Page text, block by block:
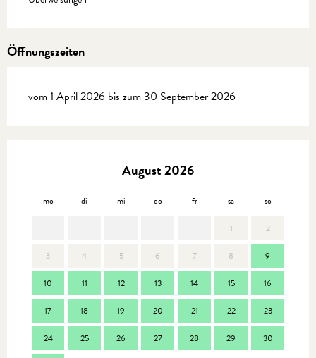
Öffnungszeiten
vom 1 April 2026 bis zum 30 September 2026
August 2026
mo di mi do fr sa so
1 2
3 4 5 6 7 8 9
10 11 12 13 14 15 16
17 18 19 20 21 22 23
24 25 26 27 28 29 30